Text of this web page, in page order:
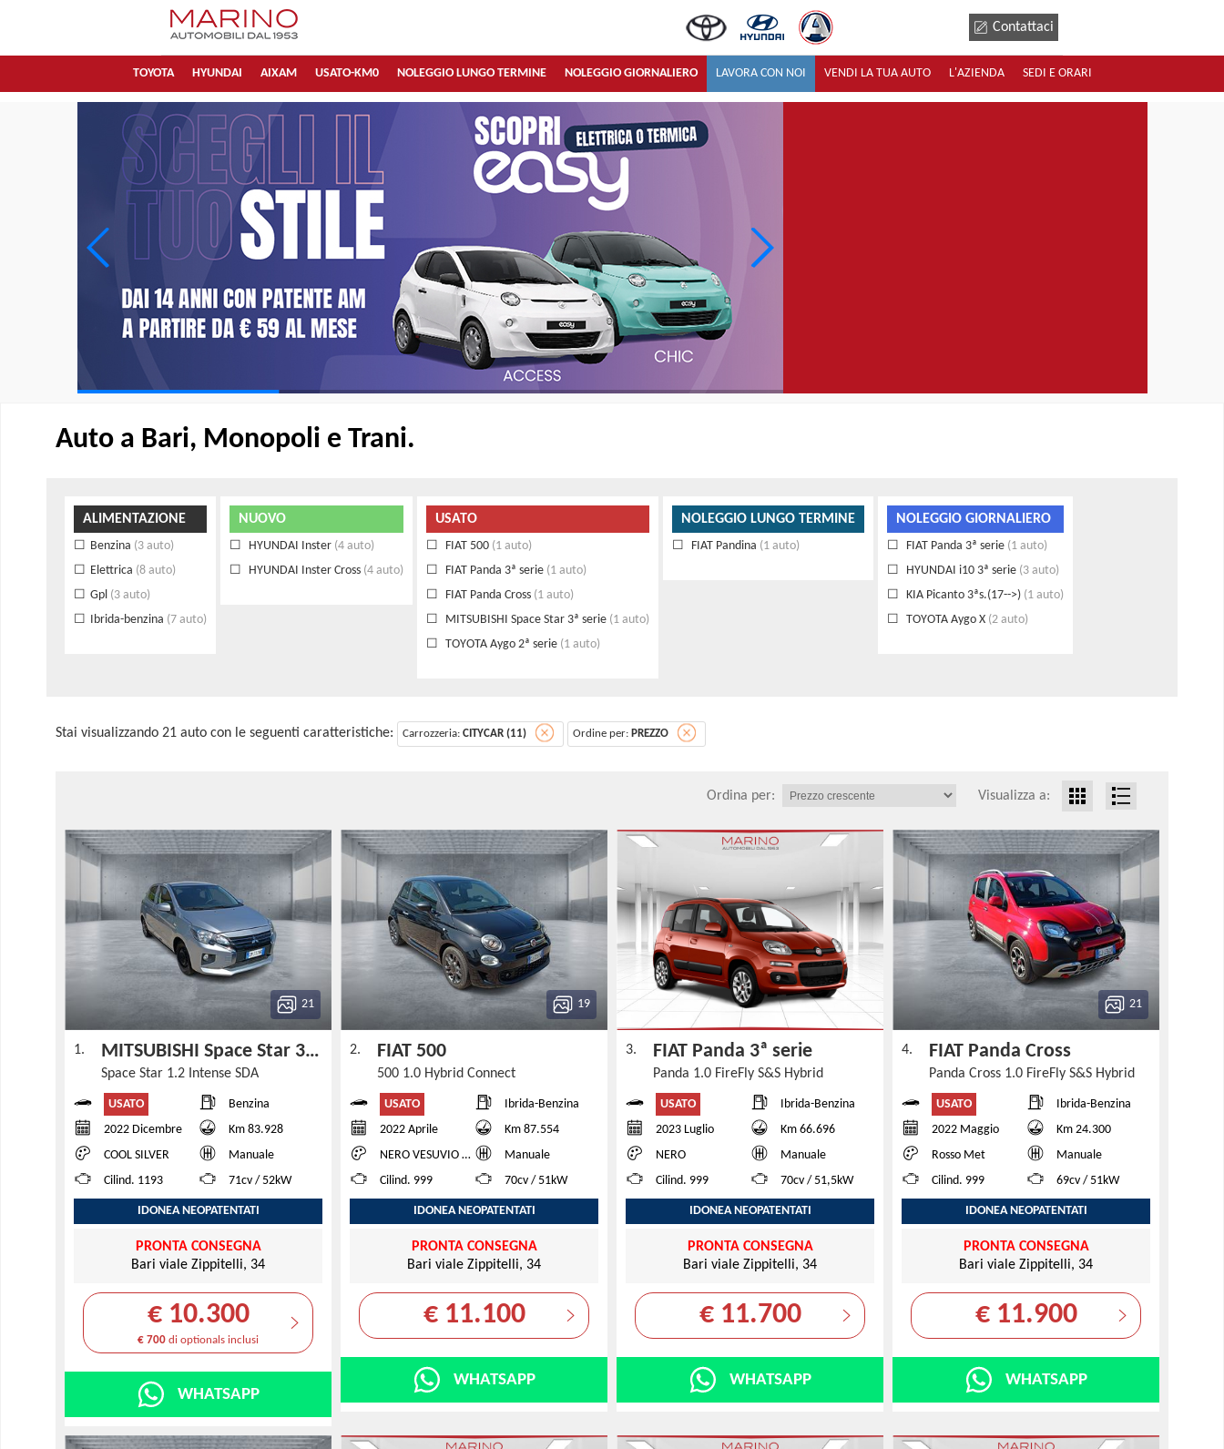
Contattaci
TOYOTA HYUNDAI AIXAM USATO-KM0 NOLEGGIO LUNGO TERMINE NOLEGGIO GIORNALIERO LAVORA CON NOI VENDI LA TUA AUTO L'AZIENDA SEDI E ORARI
Auto a Bari, Monopoli e Trani.
ALIMENTAZIONE
Benzina (3 auto)
Elettrica (8 auto)
Gpl (3 auto)
Ibrida-benzina (7 auto)
NUOVO
HYUNDAI Inster (4 auto)
HYUNDAI Inster Cross (4 auto)
USATO
FIAT 500 (1 auto)
FIAT Panda 3ª serie (1 auto)
FIAT Panda Cross (1 auto)
MITSUBISHI Space Star 3ª serie (1 auto)
TOYOTA Aygo 2ª serie (1 auto)
NOLEGGIO LUNGO TERMINE
FIAT Pandina (1 auto)
NOLEGGIO GIORNALIERO
FIAT Panda 3ª serie (1 auto)
HYUNDAI i10 3ª serie (3 auto)
KIA Picanto 3ªs.(17-->) (1 auto)
TOYOTA Aygo X (2 auto)
Stai visualizzando 21 auto con le seguenti caratteristiche: Carrozzeria: CITYCAR (11) Ordine per: PREZZO
Ordina per: Visualizza a:
21
1. MITSUBISHI Space Star 3ª serie
Space Star 1.2 Intense SDA
USATO
Benzina
2022 Dicembre
Km 83.928
COOL SILVER
Manuale
Cilind. 1193
71cv / 52kW
IDONEA NEOPATENTATI
PRONTA CONSEGNA
Bari viale Zippitelli, 34
€ 10.300
€ 700 di optionals inclusi
WHATSAPP
19
2. FIAT 500
500 1.0 Hybrid Connect
USATO
Ibrida-Benzina
2022 Aprile
Km 87.554
NERO VESUVIO ME
Manuale
Cilind. 999
70cv / 51kW
IDONEA NEOPATENTATI
PRONTA CONSEGNA
Bari viale Zippitelli, 34
€ 11.100
WHATSAPP
3. FIAT Panda 3ª serie
Panda 1.0 FireFly S&S Hybrid
USATO
Ibrida-Benzina
2023 Luglio
Km 66.696
NERO
Manuale
Cilind. 999
70cv / 51,5kW
IDONEA NEOPATENTATI
PRONTA CONSEGNA
Bari viale Zippitelli, 34
€ 11.700
WHATSAPP
21
4. FIAT Panda Cross
Panda Cross 1.0 FireFly S&S Hybrid
USATO
Ibrida-Benzina
2022 Maggio
Km 24.300
Rosso Met
Manuale
Cilind. 999
69cv / 51kW
IDONEA NEOPATENTATI
PRONTA CONSEGNA
Bari viale Zippitelli, 34
€ 11.900
WHATSAPP